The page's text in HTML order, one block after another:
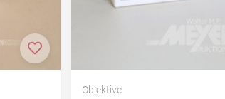
Zur Merkliste hinzufügen
Objektive